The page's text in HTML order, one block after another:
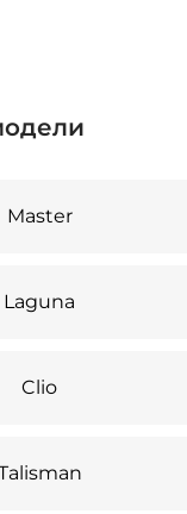
Master
Laguna
Clio